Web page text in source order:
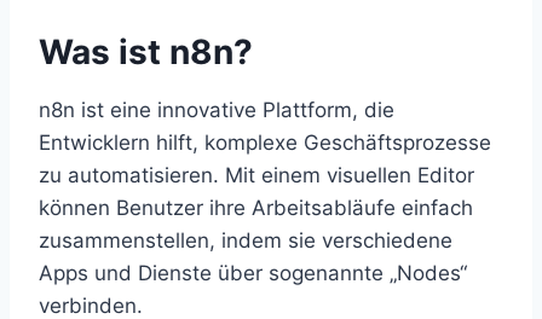
Was ist n8n?
n8n ist eine innovative Plattform, die
Entwicklern hilft, komplexe Geschäftsprozesse
zu automatisieren. Mit einem visuellen Editor
können Benutzer ihre Arbeitsabläufe einfach
zusammenstellen, indem sie verschiedene
Apps und Dienste über sogenannte „Nodes“
verbinden.